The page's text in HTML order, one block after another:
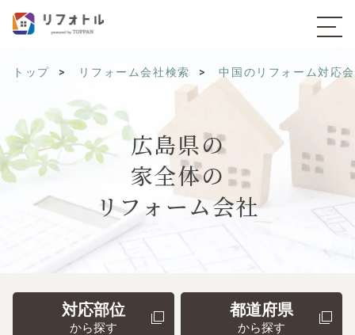
トップ リフォーム会社検索 中国のリフォーム対応
広島県の
家全体の
リフォーム会社
対応部位
から探す
都道府県
から探す